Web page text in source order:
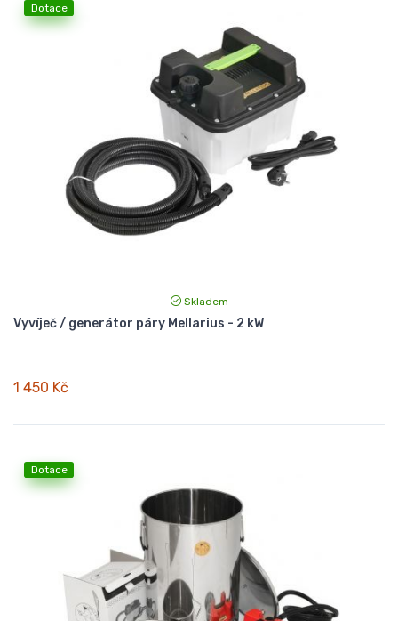
Dotace
Skladem
Vyvíječ / generátor páry Mellarius - 2 kW
1 450 Kč
Dotace